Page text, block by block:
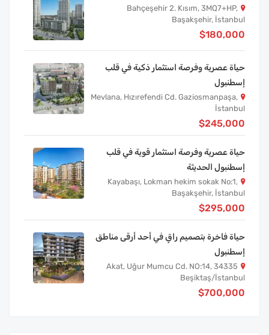
Bahçeşehir 2. Kısım, 3MQ7+HP,
Başakşehir, İstanbul
$180,000
حياة عصرية وفرصة استثمار ذكية في قلب
إسطنبول
Mevlana, Hızırefendi Cd. Gaziosmanpaşa,
İstanbul
$245,000
حياة عصرية وفرصة استثمار قوية في قلب
إسطنبول الحديثة
Kayabaşı, Lokman hekim sokak No:1,
Başakşehir, İstanbul
$295,000
حياة فاخرة بتصميم راقٍ في أحد أرقى مناطق
إسطنبول
Akat, Uğur Mumcu Cd. NO:14, 34335
Beşiktaş/İstanbul
$700,000